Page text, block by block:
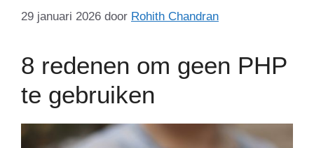
29 januari 2026 door Rohith Chandran
8 redenen om geen PHP
te gebruiken